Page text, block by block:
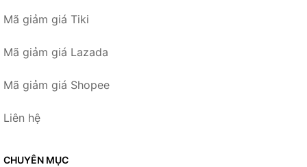
Mã giảm giá Tiki
Mã giảm giá Lazada
Mã giảm giá Shopee
Liên hệ
CHUYÊN MỤC